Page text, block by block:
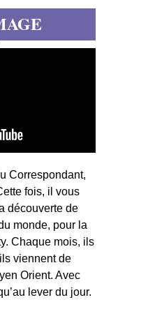
Correspondant,
fois, il vous
découverte de
monde, pour la
Chaque mois, ils
viennent de
Orient. Avec
lever du jour.